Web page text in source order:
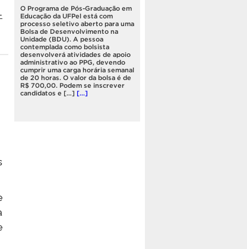
O Programa de Pós-Graduação em
Educação da UFPel está com
processo seletivo aberto para uma
Bolsa de Desenvolvimento na
Unidade (BDU). A pessoa
contemplada como bolsista
desenvolverá atividades de apoio
administrativo ao PPG, devendo
cumprir uma carga horária semanal
de 20 horas. O valor da bolsa é de
R$ 700,00. Podem se inscrever
candidatos e […] [...]